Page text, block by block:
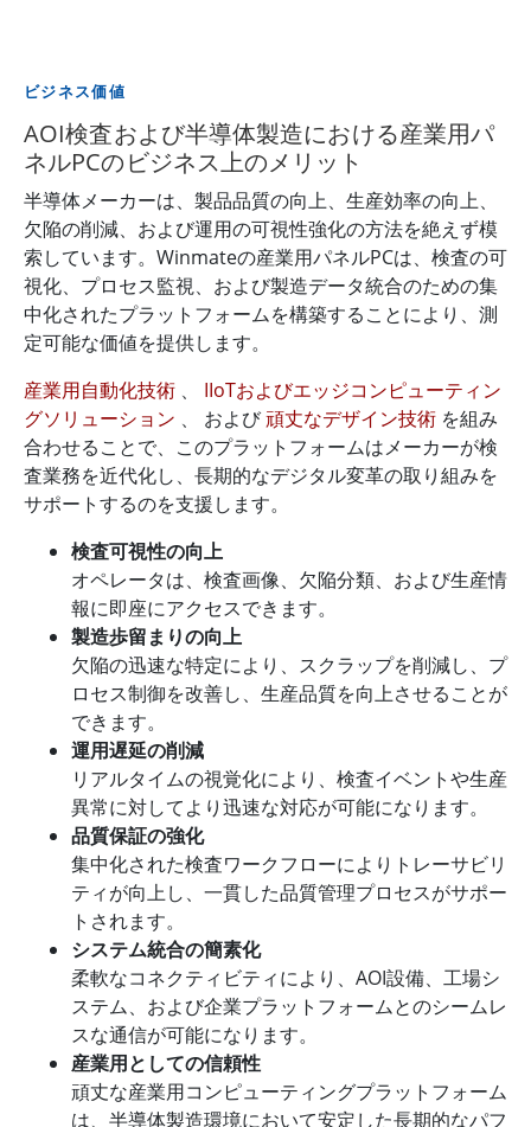
ビジネス価値
AOI検査および半導体製造における産業用パ
ネルPCのビジネス上のメリット
半導体メーカーは、製品品質の向上、生産効率の向上、
欠陥の削減、および運用の可視性強化の方法を絶えず模
索しています。Winmateの産業用パネルPCは、検査の可
視化、プロセス監視、および製造データ統合のための集
中化されたプラットフォームを構築することにより、測
定可能な価値を提供します。
産業用自動化技術 、 IIoTおよびエッジコンピューティン
グソリューション 、 および頑丈なデザイン技術 を組み
合わせることで、このプラットフォームはメーカーが検
査業務を近代化し、長期的なデジタル変革の取り組みを
サポートするのを支援します。
検査可視性の向上
オペレータは、検査画像、欠陥分類、および生産情
報に即座にアクセスできます。
製造歩留まりの向上
欠陥の迅速な特定により、スクラップを削減し、プ
ロセス制御を改善し、生産品質を向上させることが
できます。
運用遅延の削減
リアルタイムの視覚化により、検査イベントや生産
異常に対してより迅速な対応が可能になります。
品質保証の強化
集中化された検査ワークフローによりトレーサビリ
ティが向上し、一貫した品質管理プロセスがサポー
トされます。
システム統合の簡素化
柔軟なコネクティビティにより、AOI設備、工場シ
ステム、および企業プラットフォームとのシームレ
スな通信が可能になります。
産業用としての信頼性
頑丈な産業用コンピューティングプラットフォーム
は、半導体製造環境において安定した長期的なパフ